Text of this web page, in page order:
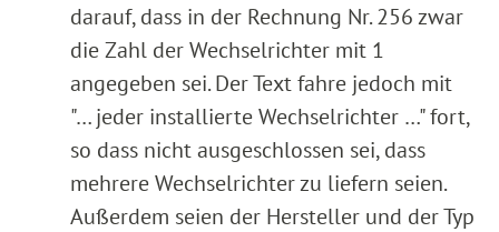
darauf, dass in der Rechnung Nr. 256 zwar
die Zahl der Wechselrichter mit 1
angegeben sei. Der Text fahre jedoch mit
"… jeder installierte Wechselrichter …" fort,
so dass nicht ausgeschlossen sei, dass
mehrere Wechselrichter zu liefern seien.
Außerdem seien der Hersteller und der Typ